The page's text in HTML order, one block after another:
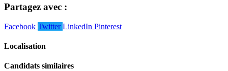
Partagez avec :
Facebook TwitterLinkedIn Pinterest
Localisation
Candidats similaires